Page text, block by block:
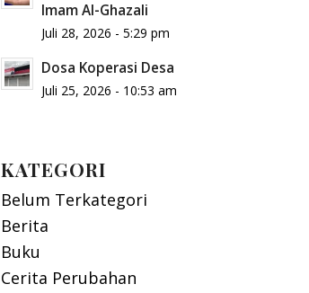
Imam Al-Ghazali
Juli 28, 2026 - 5:29 pm
Dosa Koperasi Desa
Juli 25, 2026 - 10:53 am
KATEGORI
Belum Terkategori
Berita
Buku
Cerita Perubahan